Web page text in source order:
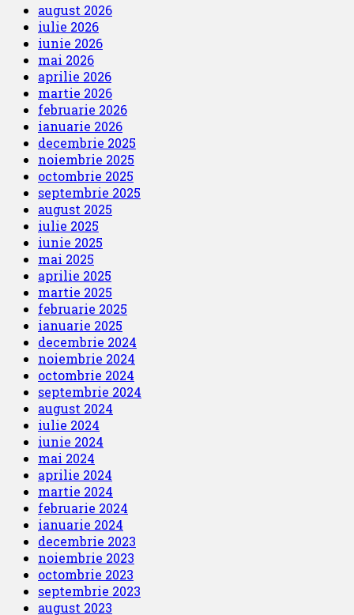
august 2026
iulie 2026
iunie 2026
mai 2026
aprilie 2026
martie 2026
februarie 2026
ianuarie 2026
decembrie 2025
noiembrie 2025
octombrie 2025
septembrie 2025
august 2025
iulie 2025
iunie 2025
mai 2025
aprilie 2025
martie 2025
februarie 2025
ianuarie 2025
decembrie 2024
noiembrie 2024
octombrie 2024
septembrie 2024
august 2024
iulie 2024
iunie 2024
mai 2024
aprilie 2024
martie 2024
februarie 2024
ianuarie 2024
decembrie 2023
noiembrie 2023
octombrie 2023
septembrie 2023
august 2023